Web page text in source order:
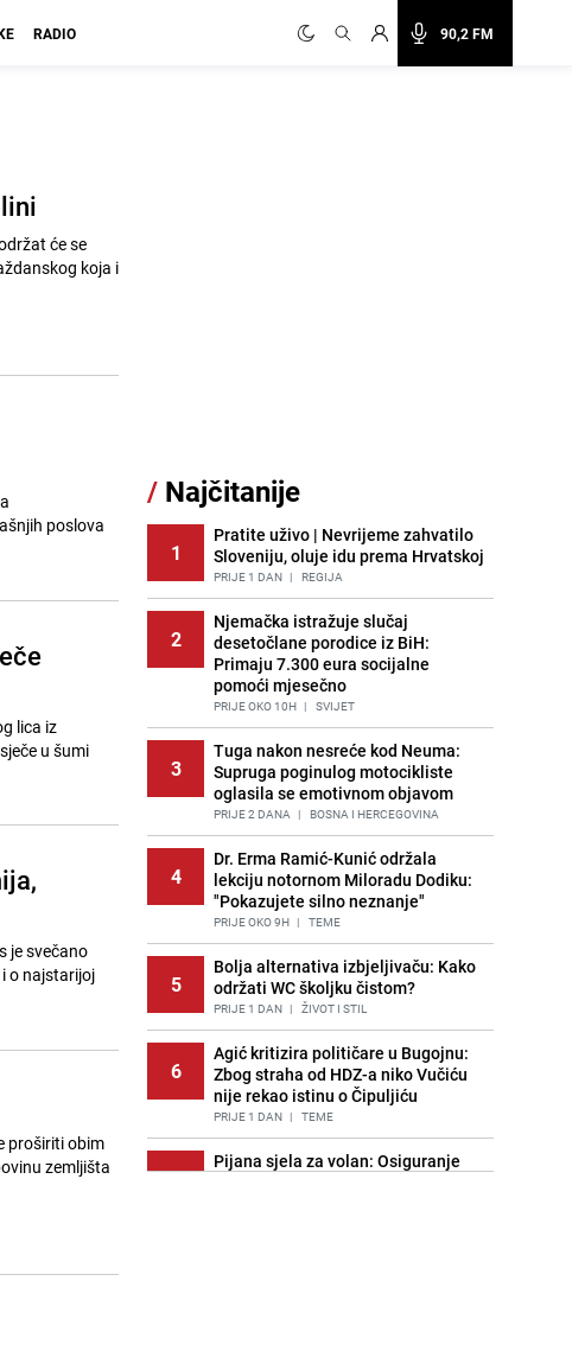
90,2 FM
RADIO
će se
koja i
poslova
lica iz
u šumi
je svečano
o najstarijoj
proširiti obim
zemljišta
/ Najčitanije
1
Pratite uživo | Nevrijeme zahvatilo
Sloveniju, oluje idu prema Hrvatskoj
PRIJE 1 DAN | REGIJA
2
Njemačka istražuje slučaj
desetočlane porodice iz BiH:
Primaju 7.300 eura socijalne
pomoći mjesečno
PRIJE OKO 10H | SVIJET
3
Tuga nakon nesreće kod Neuma:
Supruga poginulog motocikliste
oglasila se emotivnom objavom
PRIJE 2 DANA | BOSNA I HERCEGOVINA
4
Dr. Erma Ramić-Kunić održala
lekciju notornom Miloradu Dodiku:
"Pokazujete silno neznanje"
PRIJE OKO 9H | TEME
5
Bolja alternativa izbjeljivaču: Kako
održati WC školjku čistom?
PRIJE 1 DAN | ŽIVOT I STIL
6
Agić kritizira političare u Bugojnu:
Zbog straha od HDZ-a niko Vučiću
nije rekao istinu o Čipuljiću
PRIJE 1 DAN | TEME
7
Pijana sjela za volan: Osiguranje